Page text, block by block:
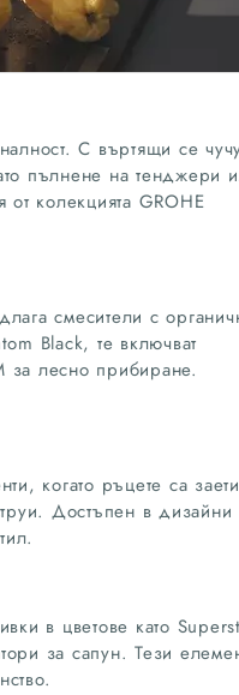
С въртящи се
пълнене на тенджери
колекцията GROHE
смесители с
Black, те включват
за лесно прибиране.
когато ръцете са
Достъпен в дизайни
в цветове като
за сапун. Тези